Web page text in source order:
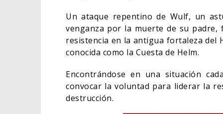
Un ataque repentino de Wulf, un
venganza por la muerte de su
resistencia en la antigua fortaleza
conocida como la Cuesta de Helm.
Encontrándose en una situación
convocar la voluntad para liderar la
destrucción.
CINE